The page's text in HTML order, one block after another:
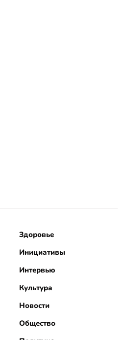
Здоровье
Инициативы
Интервью
Культура
Новости
Общество